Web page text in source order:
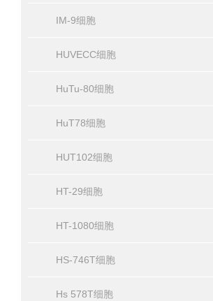
IM-9细胞
HUVECC细胞
HuTu-80细胞
HuT78细胞
HUT102细胞
HT-29细胞
HT-1080细胞
HS-746T细胞
Hs 578T细胞